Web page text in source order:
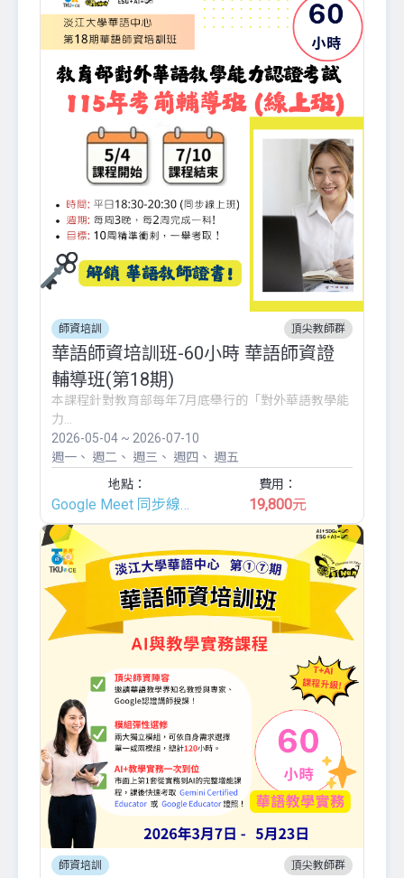
師資培訓 頂尖教師群
華語師資培訓班-60小時 華語師資證
輔導班(第18期)
本課程針對教育部每年7月底舉行的「對外華語教學能
力...
2026-05-04 ~ 2026-07-10
週一
週二 週三 週四
週五
地點：
Google Meet 同步線上班
費用：
19,800元
師資培訓 頂尖教師群